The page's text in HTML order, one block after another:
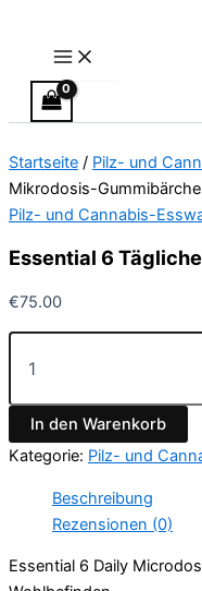
springen
Startseite / Pilz- und
Mikrodosis-
Pilz- und Cannabis-
Essential 6
€75.00
Tägliche
Gummibärchen
Menge
In den Warenkorb
Kategorie: Pilz- und
Beschreibung
Rezensionen (0)
Essential 6 Daily